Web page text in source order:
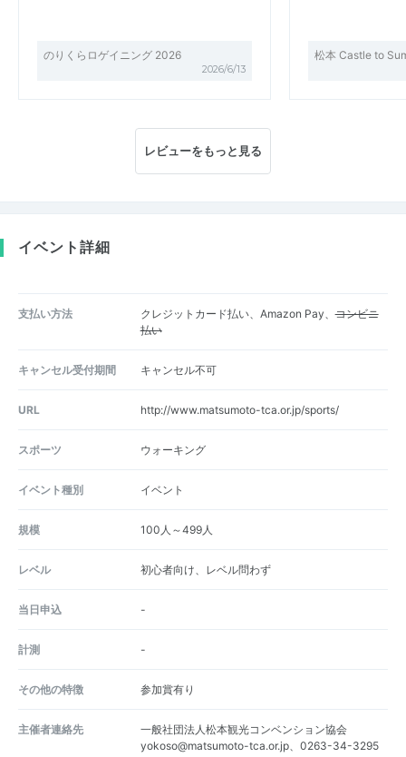
のりくらロゲイニング 2026
2026/6/13
松本 Castle to
レビューをもっと見る
イベント詳細
支払い方法 クレジットカード払い、Amazon Pay、コンビニ
払い
キャンセル受付期間 キャンセル不可
URL http://www.matsumoto-tca.or.jp/sports/
スポーツ ウォーキング
イベント種別 イベント
規模 100人～499人
レベル 初心者向け、レベル問わず
当日申込 -
計測 -
その他の特徴 参加賞有り
主催者連絡先
一般社団法人松本観光コンベンション協会
yokoso@matsumoto-tca.or.jp、0263-34-3295